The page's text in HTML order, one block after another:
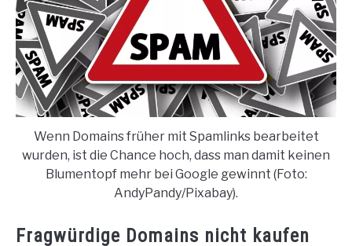
Wenn Domains früher mit Spamlinks bearbeitet
wurden, ist die Chance hoch, dass man damit keinen
Blumentopf mehr bei Google gewinnt (Foto:
AndyPandy/Pixabay).
Fragwürdige Domains nicht kaufen